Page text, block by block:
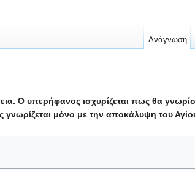
Ο υπερήφανος ισχυρίζεται πως θα
γνωρίζεται μόνο με την αποκάλυψη του
Ανάγνωση